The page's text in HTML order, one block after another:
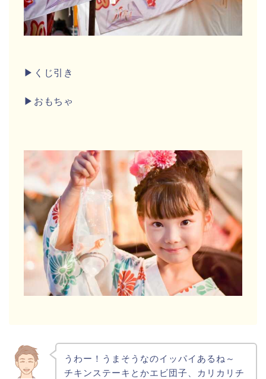
▶くじ引き
▶おもちゃ
うわー！うまそうなのイッパイあるね～
チキンステーキとかエビ団子、カリカリチ